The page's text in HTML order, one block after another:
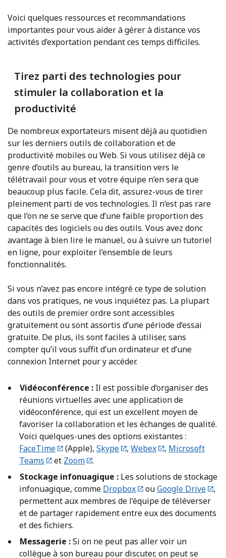
Voici quelques ressources et recommandations
importantes pour vous aider à gérer à distance vos
activités d’exportation pendant ces temps difficiles.
Tirez parti des technologies pour
stimuler la collaboration et la
productivité
De nombreux exportateurs misent déjà au quotidien
sur les derniers outils de collaboration et de
productivité mobiles ou Web. Si vous utilisez déjà ce
genre d’outils au bureau, la transition vers le
télétravail pour vous et votre équipe n’en sera que
beaucoup plus facile. Cela dit, assurez-vous de tirer
pleinement parti de vos technologies. Il n’est pas rare
que l’on ne se serve que d’une faible proportion des
capacités des logiciels ou des outils. Vous avez donc
avantage à bien lire le manuel, ou à suivre un tutoriel
en ligne, pour exploiter l’ensemble de leurs
fonctionnalités.
Si vous n’avez pas encore intégré ce type de solution
dans vos pratiques, ne vous inquiétez pas. La plupart
des outils de premier ordre sont accessibles
gratuitement ou sont assortis d’une période d’essai
gratuite. De plus, ils sont faciles à utiliser, sans
compter qu’il vous suffit d’un ordinateur et d’une
connexion Internet pour y accéder.
Vidéoconférence :Il est possible d’organiser des
réunions virtuelles avec une application de
vidéoconférence, qui est un excellent moyen de
favoriser la collaboration et les échanges de qualité.
Voici quelques-unes des options existantes :
FaceTime
(Apple),Skype ,Webex , Microsoft
Teams
et Zoom
.
Stockage infonuagique :Les solutions de stockage
infonuagique, comme Dropbox ouGoogle Drive
,
permettent aux membres de l’équipe de téléverser
et de partager rapidement entre eux des documents
et des fichiers.
Messagerie :Si on ne peut pas aller voir un
collègue à son bureau pour discuter, on peut se